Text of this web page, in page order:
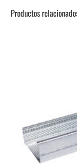
Productos